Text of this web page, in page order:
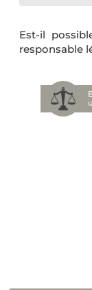
Est-il
responsable